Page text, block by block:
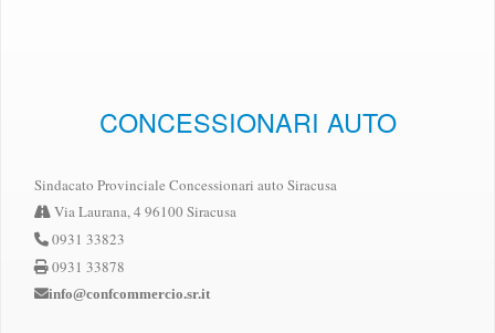
CONCESSIONARI AUTO
Sindacato Provinciale Concessionari auto Siracusa
Via Laurana, 4 96100 Siracusa
0931 33823
0931 33878
info@confcommercio.sr.it